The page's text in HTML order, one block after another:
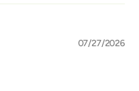
07/27/2026